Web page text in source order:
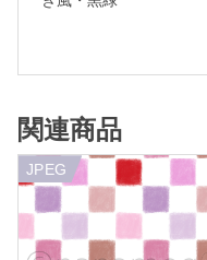
関連商品
JPEG